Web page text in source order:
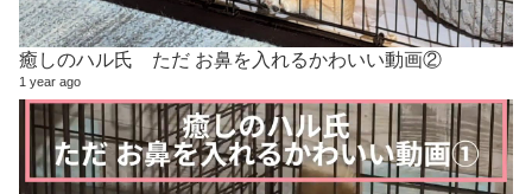
癒しのハル氏 ただ お鼻を入れるかわいい動画②
1 year ago